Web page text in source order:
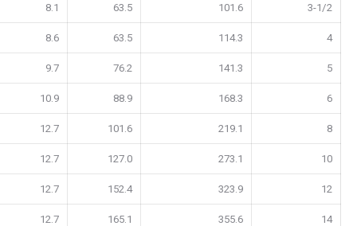
3-1/2
101.6
63.5
8.1
4
114.3
63.5
8.6
5
141.3
76.2
9.7
6
168.3
88.9
10.9
8
219.1
101.6
12.7
10
273.1
127.0
12.7
12
323.9
152.4
12.7
14
355.6
165.1
12.7